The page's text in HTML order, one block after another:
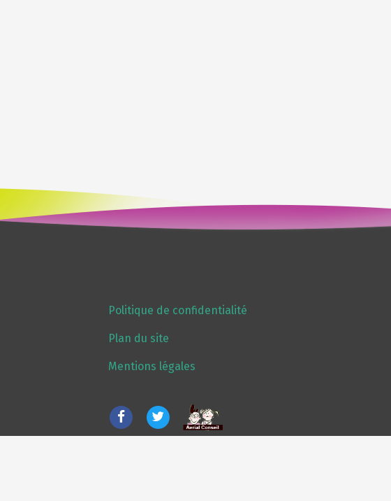
Politique de confidentialité
Plan du site
Mentions légales